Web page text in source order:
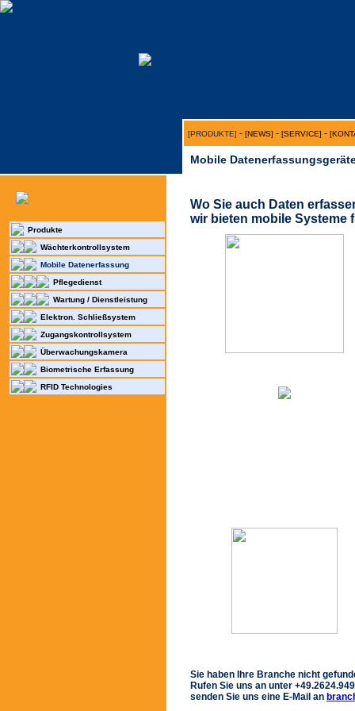
[PRODUKTE] - [NEWS] - [SERVICE] -
Mobile
Produkte
Wächterkontrollsystem
Mobile Datenerfassung
Pflegedienst
Wartung / Dienstleistung
Elektron. Schließsystem
Zugangskontrollsystem
Überwachungskamera
Biometrische Erfassung
RFID Technologies
Wo Sie auch Daten
wir bieten mobile Systeme
Sie haben Ihre Branche nicht
Rufen Sie uns an unter
senden Sie uns eine E-Mail an